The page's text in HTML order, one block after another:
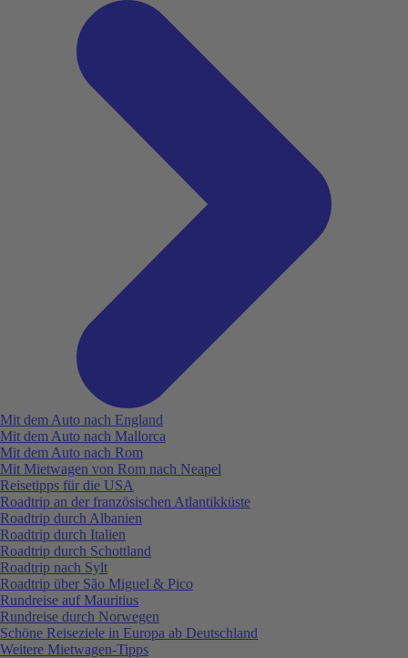
Mit dem Auto nach England
Mit dem Auto nach Mallorca
Mit dem Auto nach Rom
Mit Mietwagen von Rom nach Neapel
Reisetipps für die USA
Roadtrip an der französischen Atlantikküste
Roadtrip durch Albanien
Roadtrip durch Italien
Roadtrip durch Schottland
Roadtrip nach Sylt
Roadtrip über São Miguel & Pico
Rundreise auf Mauritius
Rundreise durch Norwegen
Schöne Reiseziele in Europa ab Deutschland
Weitere Mietwagen-Tipps